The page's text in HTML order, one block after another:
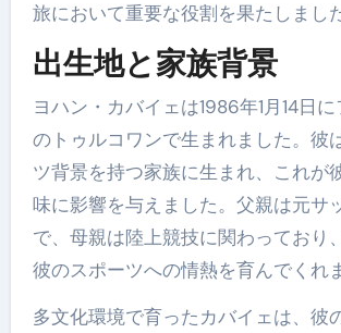
旅において重要な役割を果たしました
出生地と家族背景
ヨハン・カバイェは1986年1月14日
のトゥルコワンで生まれました。彼
ツ背景を持つ家族に生まれ、これが
味に影響を与えました。父親は元サ
で、母親は陸上競技に関わっており
彼のスポーツへの情熱を育んでくれ
多文化環境で育ったカバイェは、彼